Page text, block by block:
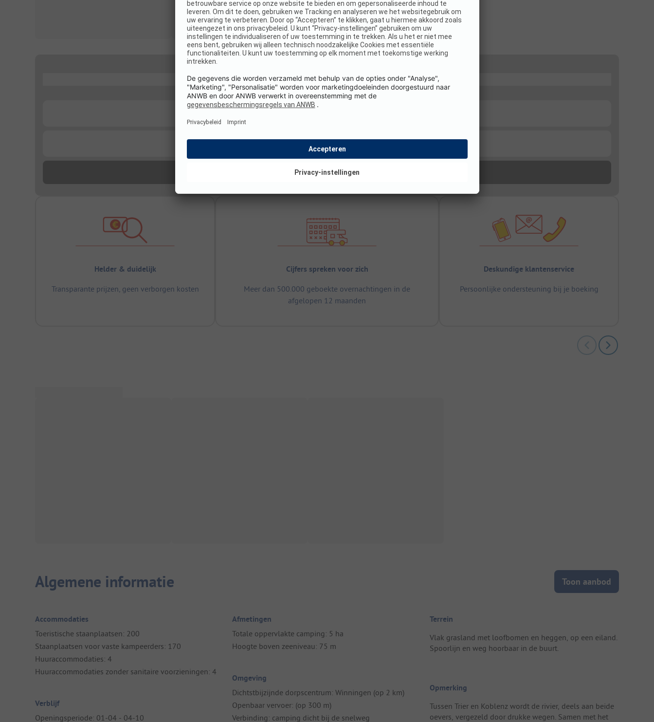
Helder & duidelijk
Transparante prijzen, geen verborgen kosten
Cijfers spreken voor zich
Meer dan 500.000 geboekte overnachtingen in de
afgelopen 12 maanden
Deskundige klantenservice
Persoonlijke ondersteuning bij je boeking
Algemene informatie Toon aanbod
Accommodaties
Toeristische staanplaatsen: 200
Staanplaatsen voor vaste kampeerders: 170
Huuraccommodaties: 4
Huuraccommodaties zonder sanitaire voorzieningen: 4
Verblijf
Openingsperiode: 01-04 - 04-10
Afmetingen
Totale oppervlakte camping: 5 ha
Hoogte boven zeeniveau: 75 m
Omgeving
Dichtstbijzijnde dorpscentrum: Winningen (op 2 km)
Openbaar vervoer: (op 300 m)
Verbinding: camping dicht bij de snelweg
Terrein
Vlak grasland met loofbomen en heggen, op een eiland.
Spoorlijn en weg hoorbaar in de buurt.
Opmerking
Tussen Trier en Koblenz wordt de rivier, deels aan beide
oevers, vergezeld door drukke wegen. Samen met het